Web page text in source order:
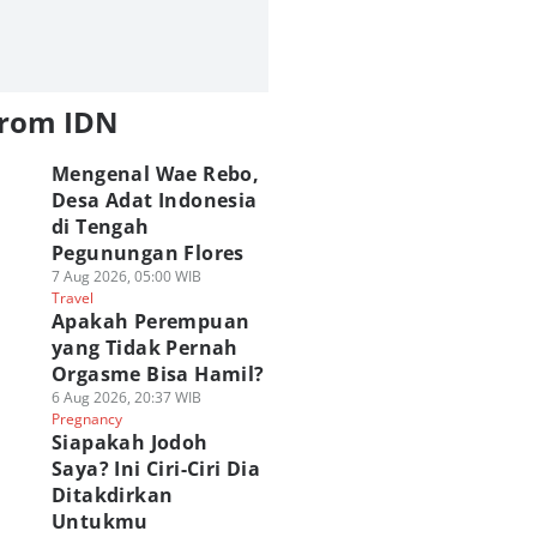
IDN
Mengenal Wae Rebo,
Desa Adat Indonesia
di Tengah
Pegunungan Flores
7 Aug 2026, 05:00 WIB
Travel
Apakah Perempuan
yang Tidak Pernah
Orgasme Bisa Hamil?
6 Aug 2026, 20:37 WIB
Pregnancy
Siapakah Jodoh
Saya? Ini Ciri-Ciri Dia
Ditakdirkan
Untukmu